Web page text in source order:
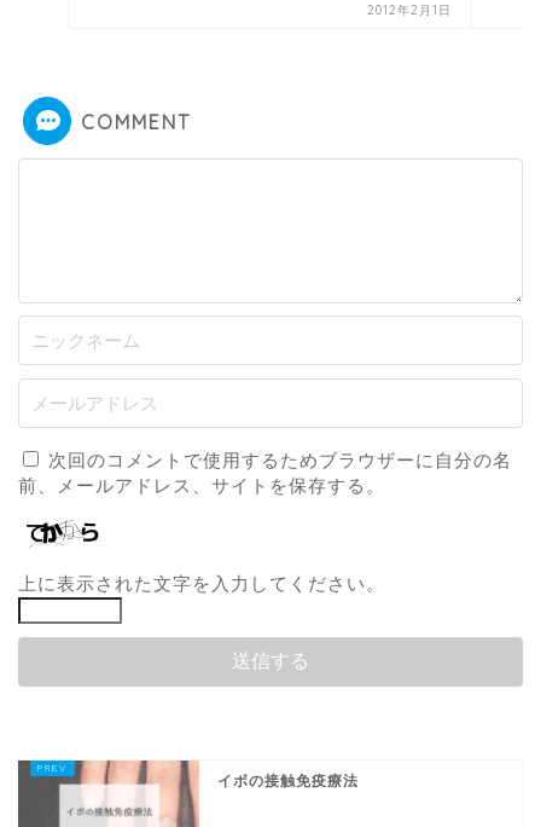
2012年2月1日
COMMENT
次回のコメントで使用するためブラウザーに自分の名
前、メールアドレス、サイトを保存する。
上に表示された文字を入力してください。
イボの接触免疫療法